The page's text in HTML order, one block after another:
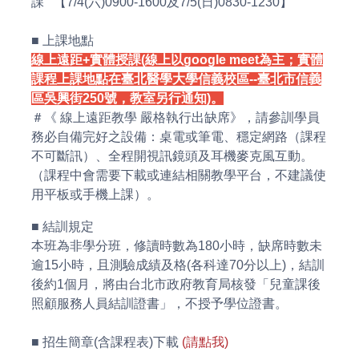
■ 上課地點
線上遠距+實體授課(線上以google meet為主；實體
課程上課地點在臺北醫學大學信義校區--臺北市信義
區吳興街250號，教室另行通知)。
＃《 線上遠距教學 嚴格執行出缺席》，請參訓學員
務必自備完好之設備：桌電或筆電、穩定網路（課程
不可斷訊）、全程開視訊鏡頭及耳機麥克風互動。
（課程中會需要下載或連結相關教學平台，不建議使
用平板或手機上課）。
■ 結訓規定
本班為非學分班，修讀時數為180小時，缺席時數未
逾15小時，且測驗成績及格(各科達70分以上)，結訓
後約1個月，將由台北市政府教育局核發「兒童課後
照顧服務人員結訓證書」，不授予學位證書。
■ 招生簡章(含課程表)下載 (請點我)